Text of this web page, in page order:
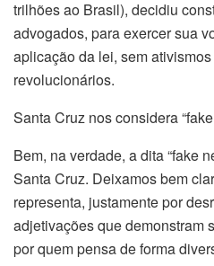
trilhões ao Brasil), decidiu
advogados, para exercer sua
aplicação da lei, sem
revolucionários.
Santa Cruz nos considera
Bem, na verdade, a dita “fake
Santa Cruz. Deixamos bem
representa, justamente por
adjetivações que demonstram
por quem pensa de forma